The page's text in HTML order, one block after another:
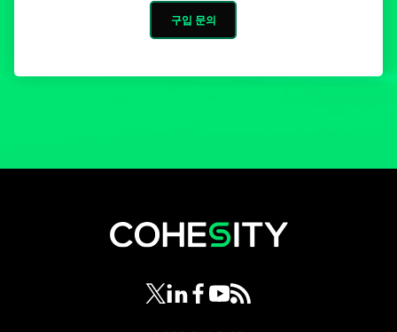
구입 문의
opens in a new tab
opens in a new tab
opens in a new tab
opens in a new tab
opens in a new tab